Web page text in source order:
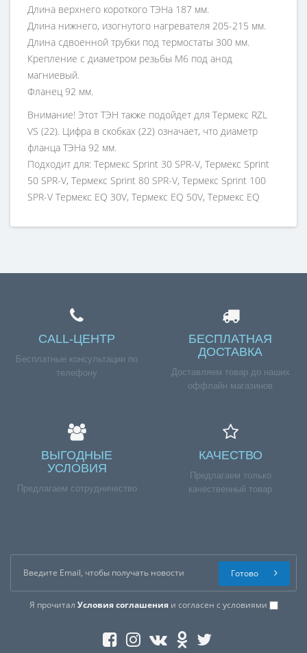
Длина верхнего короткого ТЭНа 187 мм.
Длина нижнего, изогнутого нагревателя 205-215 мм.
Длина сдвоенной трубки под термостаты 300 мм.
Крепление с диаметром резьбы М6 под анод
магниевый.
Фланец 92 мм.
Внимание! Этот ТЭН также подойдет для Термекс RZL
VS (22). Цифра в скобках (22) означает, что диаметр
фланца ТЭНа 92 мм.
Подходит для: Термекс Sprint 30 SPR-V, Термекс Sprint
50 SPR-V, Термекс Sprint 80 SPR-V, Термекс Sprint 100
SPR-V Термекс EQ 30V, Термекс EQ 50V, Термекс EQ
CALL-ЦЕНТР
Бесплатные консультации по
телефону
БЕСПЛАТНАЯ
ДОСТАВКА
Доставляем товар до наших
оффлайн магазинов
ВЫГОДНЫЕ
УСЛОВИЯ
Предлагаем сотрудничество
КАЧЕСТВО
Предлагаем только
качественный товар
Я прочитал Условия соглашенияи согласен с условиями
Готово